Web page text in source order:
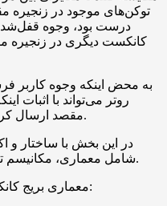
توکن‌های موجود در زنجیره
درست بود، وجوه قفل‌شده
کانکست دیگری در زنجیره
مقصد ارسال کرده است، توکن‌های خود را پس بگیرد.
در این بخش با ساختار
شامل معماری، مکانیسم تأیید تراکنش‌ها و توکن بومی آن است.
معماری بریج کانکست شامل زیرساخت‌های زیر است: